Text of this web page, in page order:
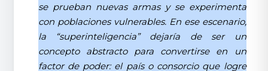
se prueban nuevas armas y se experimenta
con poblaciones vulnerables. En ese escenario,
la “superinteligencia” dejaría de ser un
concepto abstracto para convertirse en un
factor de poder: el país o consorcio que logre